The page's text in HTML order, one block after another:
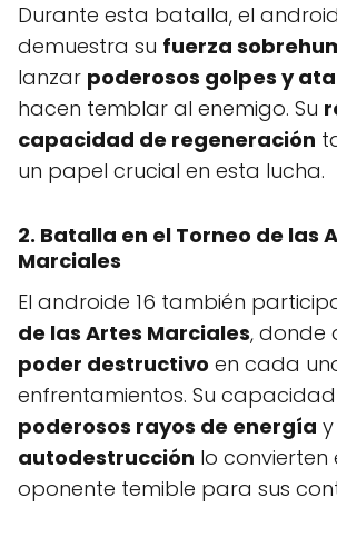
Durante esta batalla, el
demuestra su fuerza
lanzar poderosos golpes y
hacen temblar al enemigo. Su
capacidad de regeneración
un papel crucial en esta lucha.
2. Batalla en el Torneo de las
Marciales
El androide 16 también
de las Artes Marciales, donde
poder destructivo en cada
enfrentamientos. Su
poderosos rayos de energía
autodestrucción lo convierten
oponente temible para sus